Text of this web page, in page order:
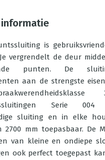
is
vergrendelt de deur
punten. De
aan de strengste
Serie
sluiting en in elke
2700 mm toepasbaar. De
van kleine en ondiepe
ook perfect toegepast